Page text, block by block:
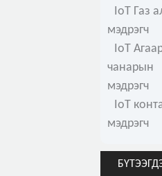
IoT Газ
мэдрэгч
IoT
чанарын
мэдрэгч
IoT
мэдрэгч